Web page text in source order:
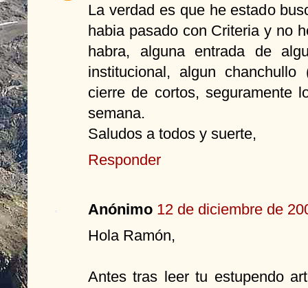
La verdad es que he estado
habia pasado con Criteria y no
habra, alguna entrada de
institucional, algun
cierre de cortos, seguramente
semana.
Saludos a todos y suerte,
Responder
Anónimo 12 de diciembre de
Hola Ramón,
Antes tras leer tu estupendo